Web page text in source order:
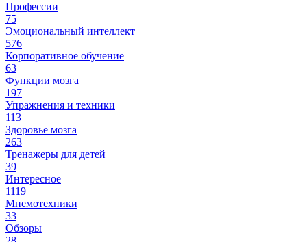
Профессии
75
Эмоциональный интеллект
576
Корпоративное обучение
63
Функции мозга
197
Упражнения и техники
113
Здоровье мозга
263
Тренажеры для детей
39
Интересное
1119
Мнемотехники
33
Обзоры